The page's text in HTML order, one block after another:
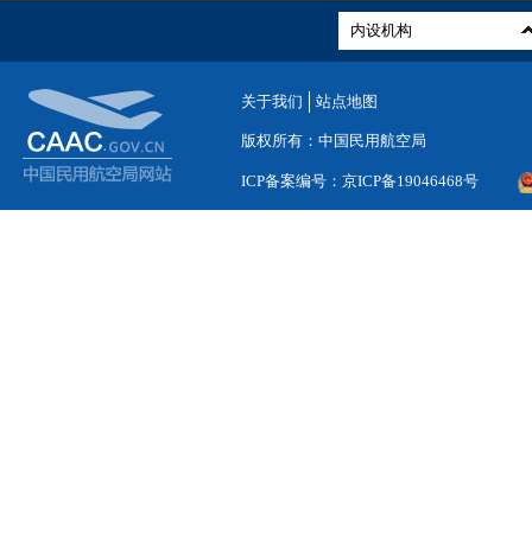
关于我们 站点地图
版权所有：中国民用航空局
ICP备案编号：京ICP备19046468号